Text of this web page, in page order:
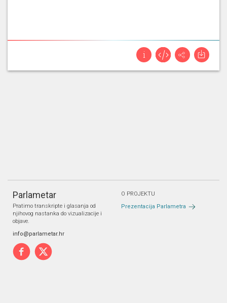
Parlametar
Pratimo transkripte i glasanja od
njihovog nastanka do vizualizacije i
objave.
info@parlametar.hr
O PROJEKTU
Prezentacija Parlametra